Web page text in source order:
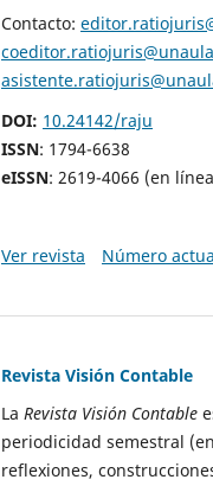
Contacto:
DOI: 10.24142/raju
ISSN: 1794-6638
eISSN: 2619-4066 (en
Ver revista Número
Revista Visión Contable
La Revista Visión Contable
periodicidad semestral
reflexiones,